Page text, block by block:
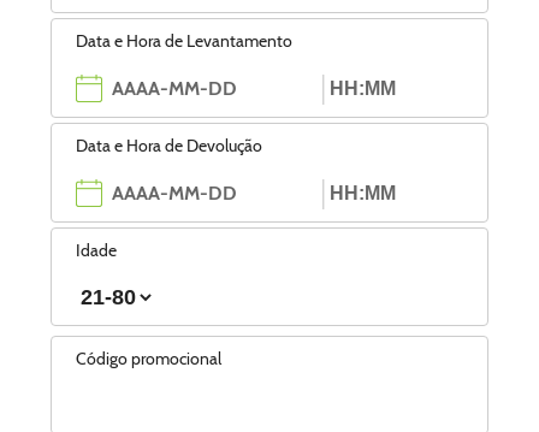
Data e Hora de Levantamento
Data e Hora de Devolução
Idade
Código promocional